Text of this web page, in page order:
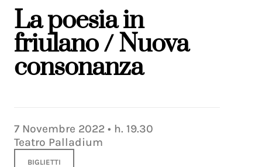
La poesia in
friulano / Nuova
consonanza
7 Novembre 2022 • h. 19.30
Teatro Palladium
BIGLIETTI